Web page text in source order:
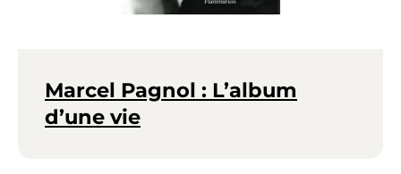
Marcel Pagnol : L’album
d’une vie